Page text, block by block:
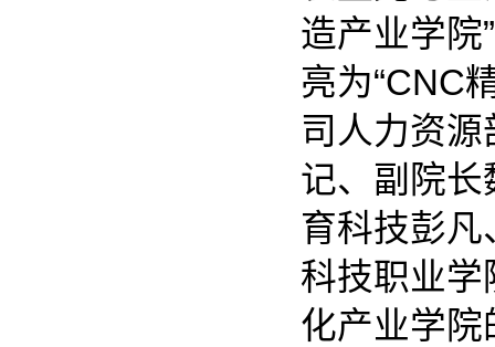
造产业学院
亮为“CNC
司人力资源
记、副院
育科技彭凡
科技职业学
化产业学